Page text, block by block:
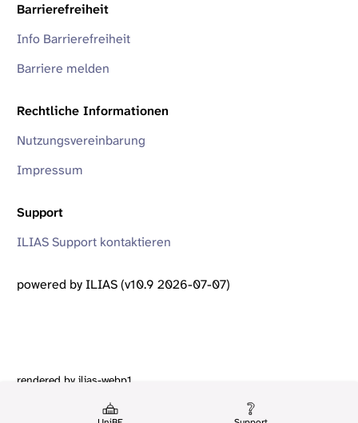
Barrierefreiheit
Info Barrierefreiheit
Barriere melden
Rechtliche Informationen
Nutzungsvereinbarung
Impressum
Support
ILIAS Support kontaktieren
powered by ILIAS (v10.9 2026-07-07)
rendered by ilias-webp1